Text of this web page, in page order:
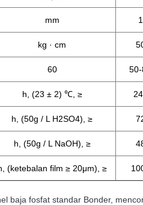
mm 1
kg · cm
60
h, (23 ± 2) ℃, ≥
h, (50g / L H2SO4), ≥
h, (50g / L NaOH), ≥
(ketebalan film ≥ 20μm), ≥
baja fosfat standar Bonder,